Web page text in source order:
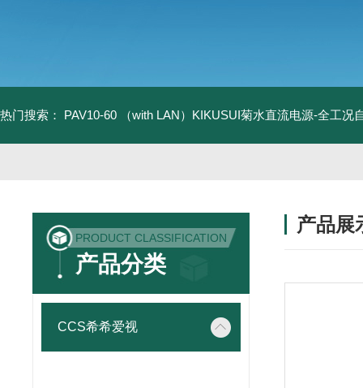
热门搜索： PAV10-60 （with LAN）KIKUSUI菊水直流电源-全工况
PRODUCT CLASSIFICATION
产品分类
CCS希希爱视
产品展